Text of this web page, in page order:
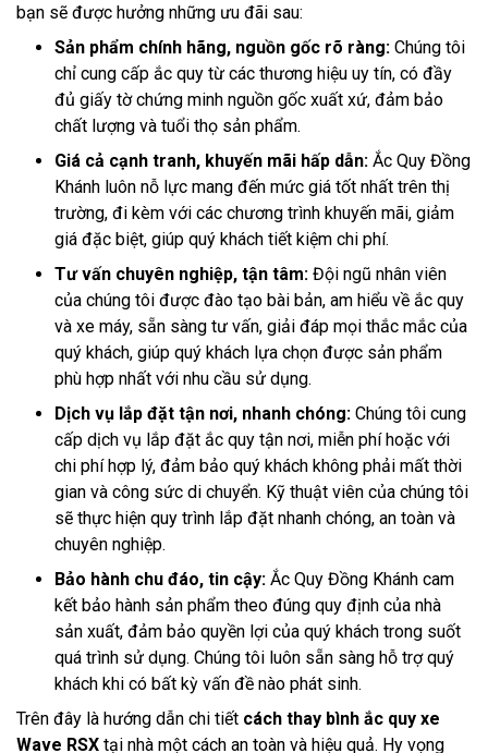
bạn sẽ được hưởng những ưu đãi sau:
Sản phẩm chính hãng, nguồn gốc rõ ràng: Chúng tôi
chỉ cung cấp ắc quy từ các thương hiệu uy tín, có đầy
đủ giấy tờ chứng minh nguồn gốc xuất xứ, đảm bảo
chất lượng và tuổi thọ sản phẩm.
Giá cả cạnh tranh, khuyến mãi hấp dẫn: Ắc Quy Đồng
Khánh luôn nỗ lực mang đến mức giá tốt nhất trên thị
trường, đi kèm với các chương trình khuyến mãi, giảm
giá đặc biệt, giúp quý khách tiết kiệm chi phí.
Tư vấn chuyên nghiệp, tận tâm: Đội ngũ nhân viên
của chúng tôi được đào tạo bài bản, am hiểu về ắc quy
và xe máy, sẵn sàng tư vấn, giải đáp mọi thắc mắc của
quý khách, giúp quý khách lựa chọn được sản phẩm
phù hợp nhất với nhu cầu sử dụng.
Dịch vụ lắp đặt tận nơi, nhanh chóng: Chúng tôi cung
cấp dịch vụ lắp đặt ắc quy tận nơi, miễn phí hoặc với
chi phí hợp lý, đảm bảo quý khách không phải mất thời
gian và công sức di chuyển. Kỹ thuật viên của chúng tôi
sẽ thực hiện quy trình lắp đặt nhanh chóng, an toàn và
chuyên nghiệp.
Bảo hành chu đáo, tin cậy: Ắc Quy Đồng Khánh cam
kết bảo hành sản phẩm theo đúng quy định của nhà
sản xuất, đảm bảo quyền lợi của quý khách trong suốt
quá trình sử dụng. Chúng tôi luôn sẵn sàng hỗ trợ quý
khách khi có bất kỳ vấn đề nào phát sinh.
Trên đây là hướng dẫn chi tiết cách thay bình ắc quy xe
Wave RSX tại nhà một cách an toàn và hiệu quả. Hy vọng